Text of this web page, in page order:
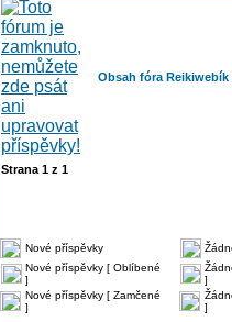
Obsah fóra Reikiwebík
Strana 1 z 1
Nové příspěvky
Nové příspěvky [ Oblíbené
]
]
Nové příspěvky [ Zamčené
]
]